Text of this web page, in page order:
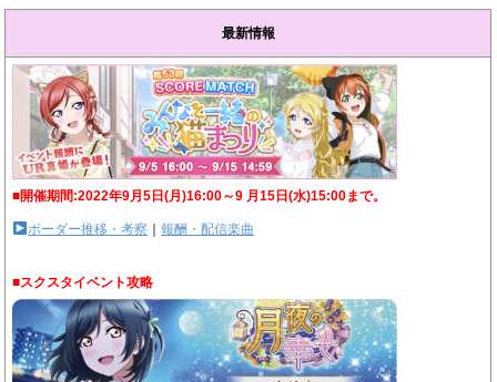
最新情報
■開催期間:2022年9月5日(月)16:00～9 月15日(水)15:00まで。
ボーダー推移・考察 ｜報酬・配信楽曲
■スクスタイベント攻略